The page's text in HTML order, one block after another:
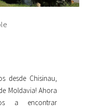
desde Chisinau,
Moldavia! Ahora
a encontrar